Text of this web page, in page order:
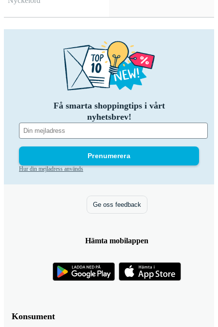
Få smarta shoppingtips i vårt
nyhetsbrev!
Prenumerera
Hur din mejladress används
Konsument
Ge oss feedback
Hämta mobilappen